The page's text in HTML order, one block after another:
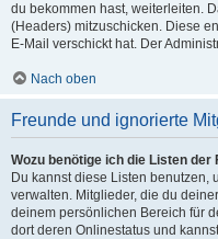
du bekommen hast, weiterleiten.
(Headers) mitzuschicken. Diese
E-Mail verschickt hat. Der
Nach oben
Freunde und ignorierte
Wozu benötige ich die Listen
Du kannst diese Listen benutzen,
verwalten. Mitglieder, die du
deinem persönlichen Bereich für
dort deren Onlinestatus und